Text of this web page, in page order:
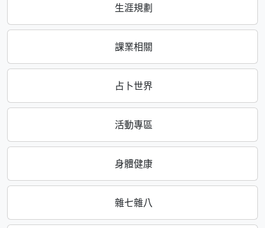
生涯規劃
課業相關
占卜世界
活動專區
身體健康
雜七雜八